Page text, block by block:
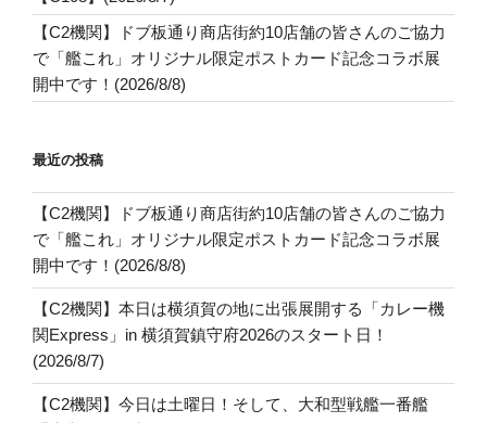
【C2機関】ドブ板通り商店街約10店舗の皆さんのご協力
で「艦これ」オリジナル限定ポストカード記念コラボ展
開中です！(2026/8/8)
最近の投稿
【C2機関】ドブ板通り商店街約10店舗の皆さんのご協力
で「艦これ」オリジナル限定ポストカード記念コラボ展
開中です！(2026/8/8)
【C2機関】本日は横須賀の地に出張展開する「カレー機
関Express」in 横須賀鎮守府2026のスタート日！
(2026/8/7)
【C2機関】今日は土曜日！そして、大和型戦艦一番艦